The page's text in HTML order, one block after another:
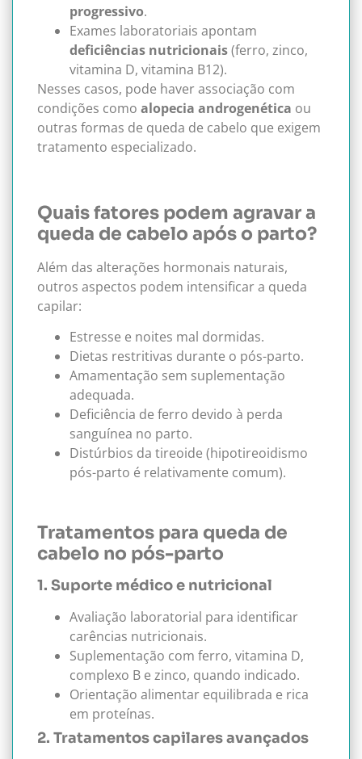
progressivo.
Exames laboratoriais apontam
deficiências nutricionais(ferro, zinco,
vitamina D, vitamina B12).
Nesses casos, pode haver associação com
condições como alopecia androgenética ou
outras formas de queda de cabelo que exigem
tratamento especializado.
Quais fatores podem agravar a
queda de cabelo após o parto?
Além das alterações hormonais naturais,
outros aspectos podem intensificar a queda
capilar:
Estresse e noites mal dormidas.
Dietas restritivas durante o pós-parto.
Amamentação sem suplementação
adequada.
Deficiência de ferro devido à perda
sanguínea no parto.
Distúrbios da tireoide (hipotireoidismo
pós-parto é relativamente comum).
Tratamentos para queda de
cabelo no pós-parto
1. Suporte médico e nutricional
Avaliação laboratorial para identificar
carências nutricionais.
Suplementação com ferro, vitamina D,
complexo B e zinco, quando indicado.
Orientação alimentar equilibrada e rica
em proteínas.
2. Tratamentos capilares avançados